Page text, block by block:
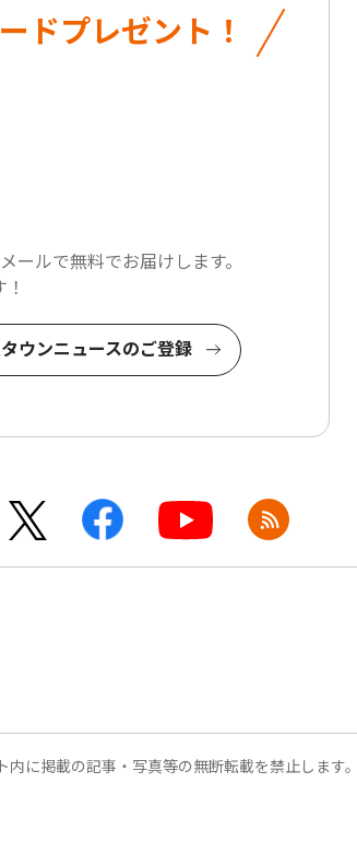
ドプレゼント！
ールで無料でお届けします。
ウンニュースのご登録
内に掲載の記事・写真等の無断転載を禁止します